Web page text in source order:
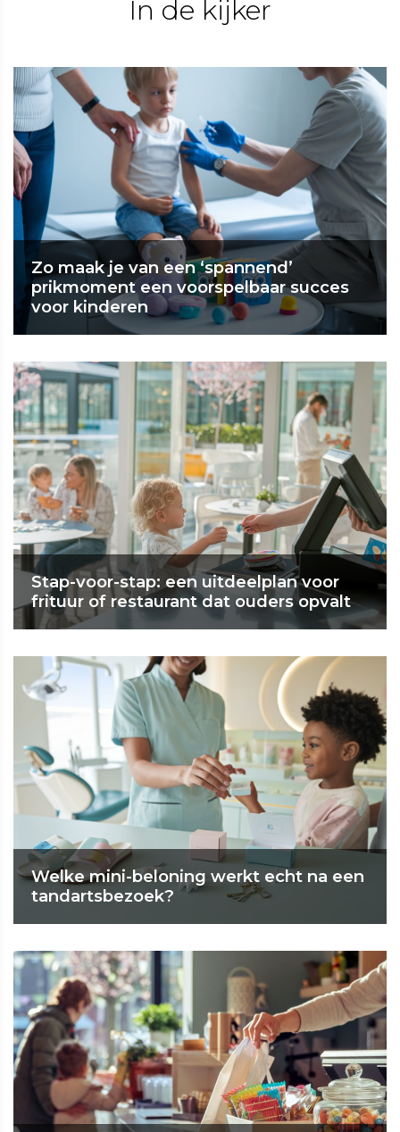
In de kijker
Zo maak je van een ‘spannend’
prikmoment een voorspelbaar succes
voor kinderen
Stap-voor-stap: een uitdeelplan voor
frituur of restaurant dat ouders opvalt
Welke mini-beloning werkt echt na een
tandartsbezoek?